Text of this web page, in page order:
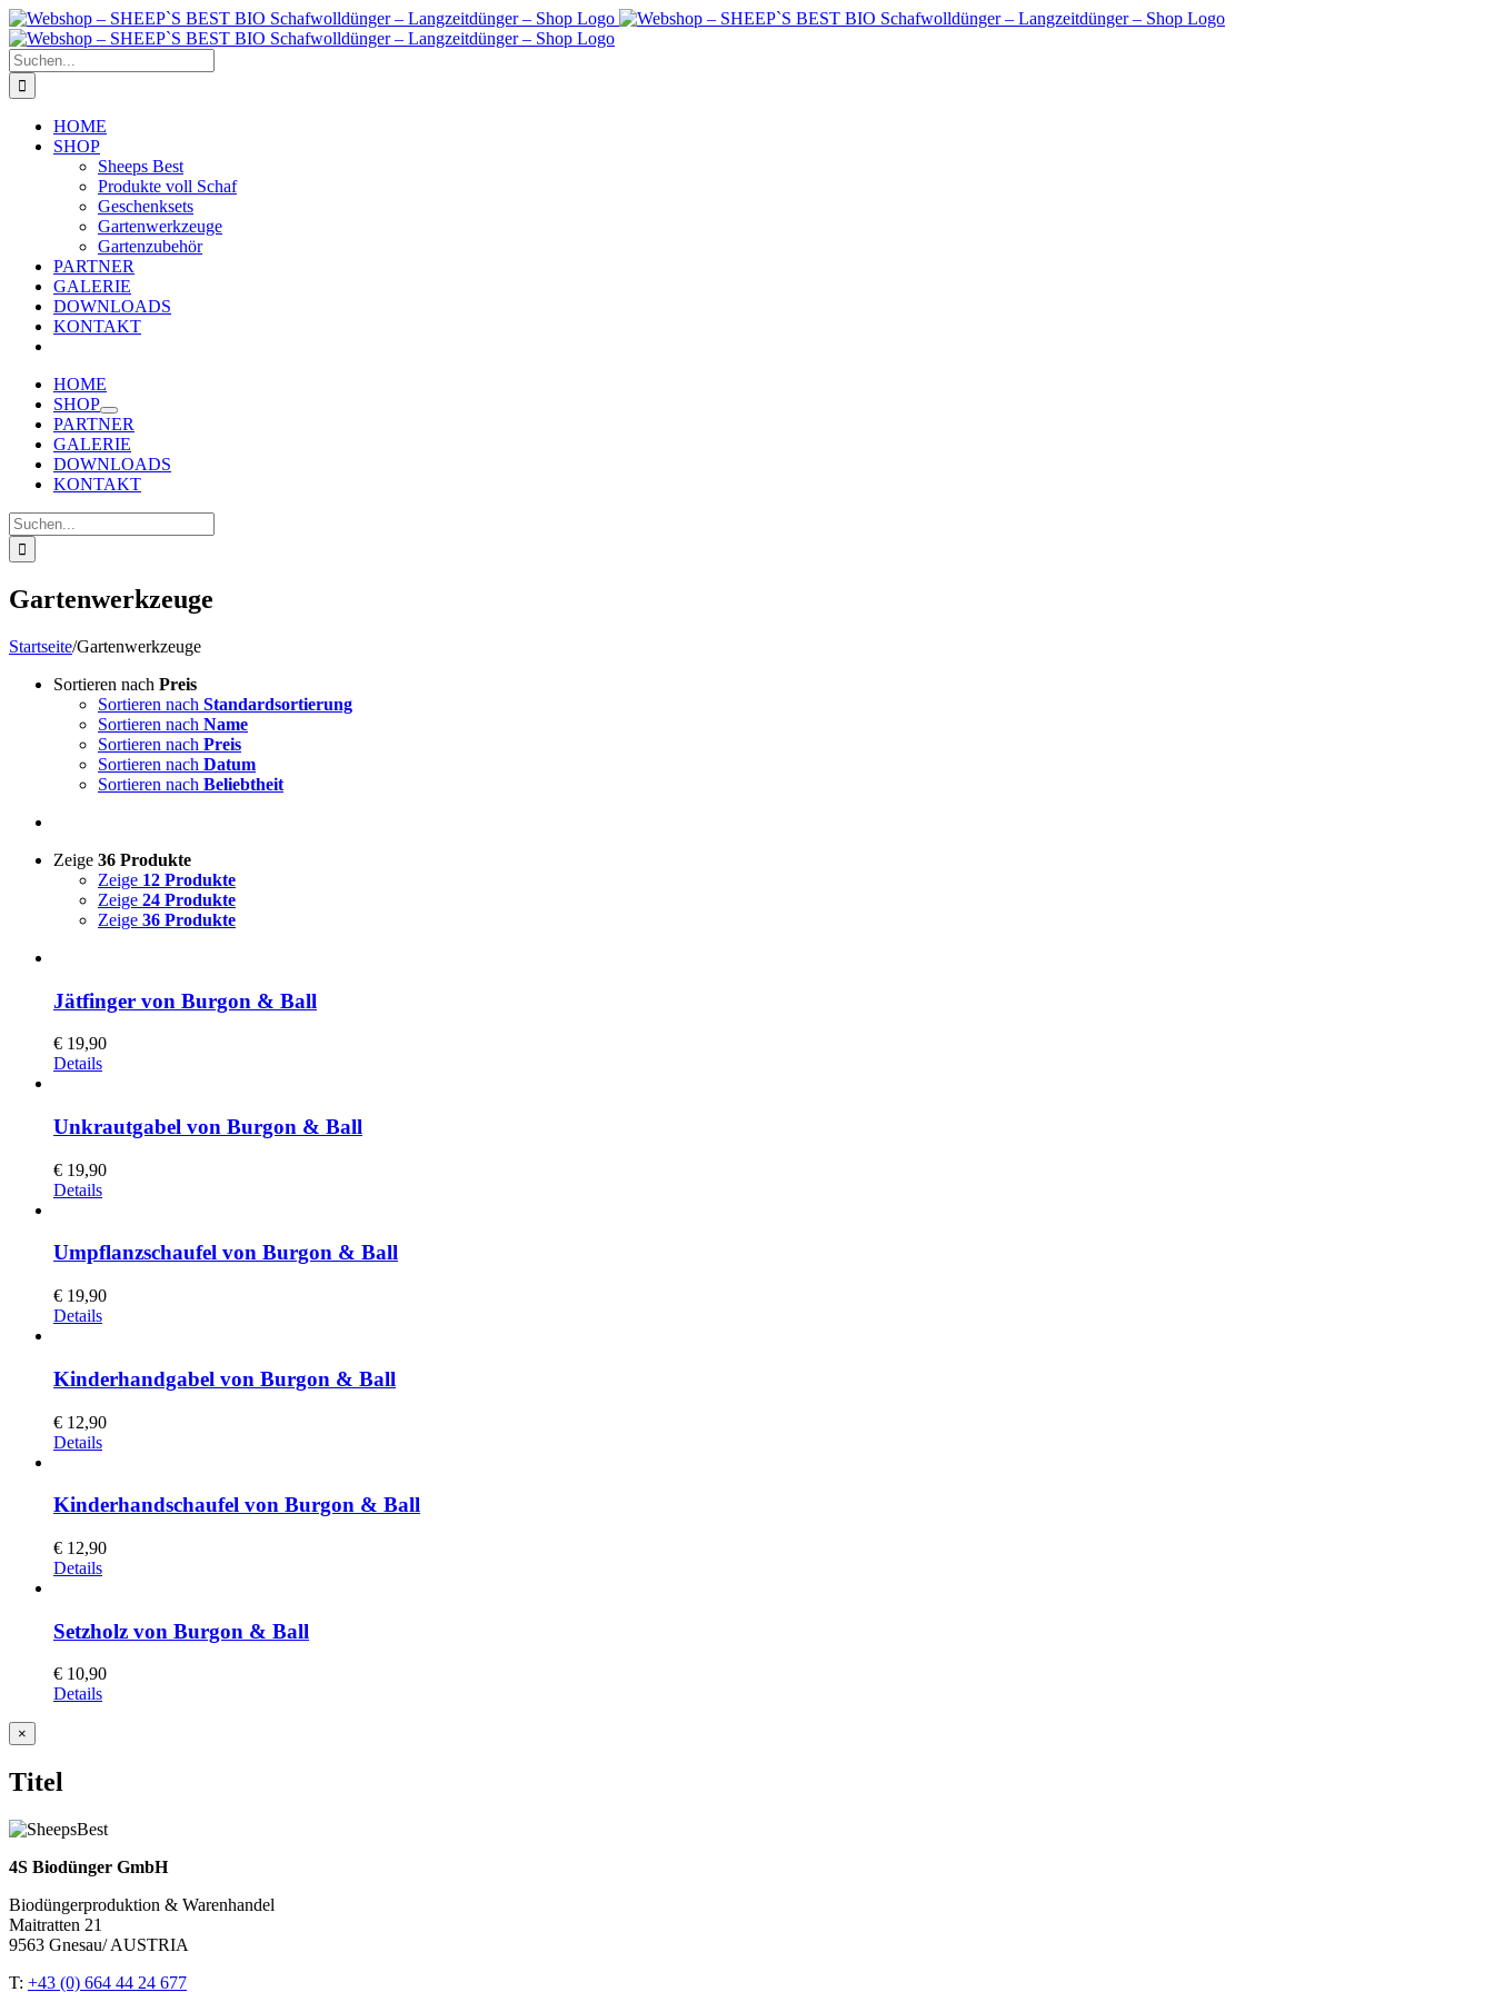
Zum
Inhalt
springen
Suche
nach:
HOME
SHOP
Sheeps Best
Produkte voll Schaf
Geschenksets
Gartenwerkzeuge
Gartenzubehör
PARTNER
GALERIE
DOWNLOADS
KONTAKT
HOME
SHOP
PARTNER
GALERIE
DOWNLOADS
KONTAKT
Suche
nach:
Gartenwerkzeuge
Startseite/Gartenwerkzeuge
Sortieren nach Preis
Sortieren nach Standardsortierung
Sortieren nach Name
Sortieren nach Preis
Sortieren nach Datum
Sortieren nach Beliebtheit
Zeige 36 Produkte
Zeige 12 Produkte
Zeige 24 Produkte
Zeige 36 Produkte
Jätfinger von Burgon & Ball
€ 19,90
Details
Unkrautgabel von Burgon & Ball
€ 19,90
Details
Umpflanzschaufel von Burgon & Ball
€ 19,90
Details
Kinderhandgabel von Burgon & Ball
€ 12,90
Details
Kinderhandschaufel von Burgon & Ball
€ 12,90
Details
Setzholz von Burgon & Ball
€ 10,90
Details
Close
product
view
×
Titel
4S Biodünger GmbH
Biodüngerproduktion & Warenhandel
Maitratten 21
9563 Gnesau/ AUSTRIA
T: +43 (0) 664 44 24 677